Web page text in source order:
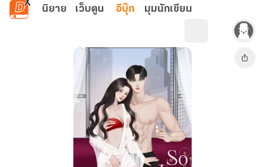
ข้ามไปยังเนื้อหาหลัก
นิยาย เว็บตูน อีบุ๊ก มุมนักเขียน